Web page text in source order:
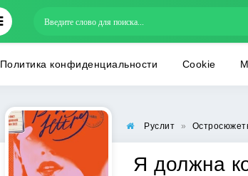
Политика конфиденциальности Cookie
Руслит »
Я должна